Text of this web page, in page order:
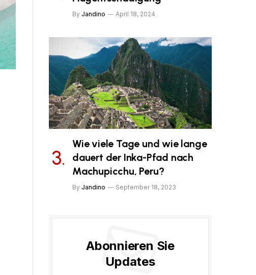
By Jandino April 18, 2024
Wie viele Tage und wie lange
dauert der Inka-Pfad nach
Machupicchu, Peru?
By Jandino September 18, 2023
Abonnieren Sie
Updates